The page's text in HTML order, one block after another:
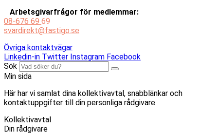
Arbetsgivarfrågor för medlemmar:
08-676 69 69
svardirekt@fastigo.se
Övriga kontaktvägar
Linkedin-in Twitter Instagram Facebook
Sök
Min sida
Här har vi samlat dina kollektivavtal, snabblänkar och
kontaktuppgifter till din personliga rådgivare
Kollektivavtal
Din rådgivare